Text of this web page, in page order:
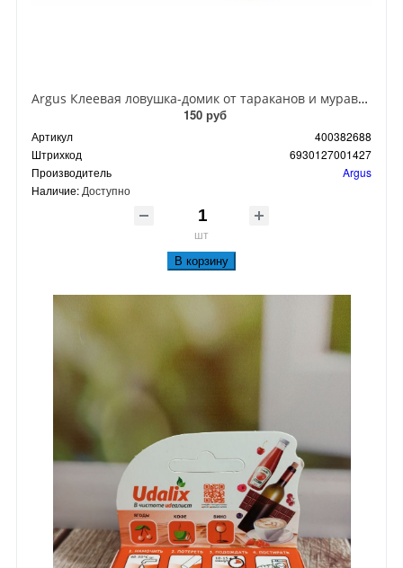
Argus Клеевая ловушка-домик от тараканов и муравьев
150 руб
Артикул
400382688
Штрихкод
6930127001427
Производитель
Argus
Наличие: Доступно
шт
В корзину